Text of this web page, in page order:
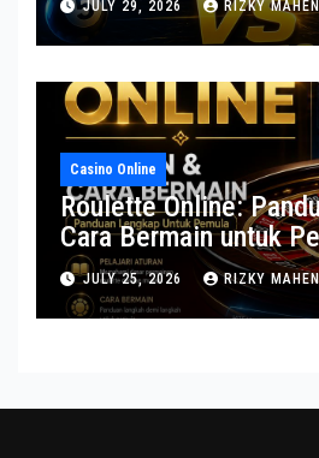
JULY 29, 2026 RIZKY
Casino Online
Roulette Online:
Cara Bermain untuk
JULY 25, 2026 RIZKY